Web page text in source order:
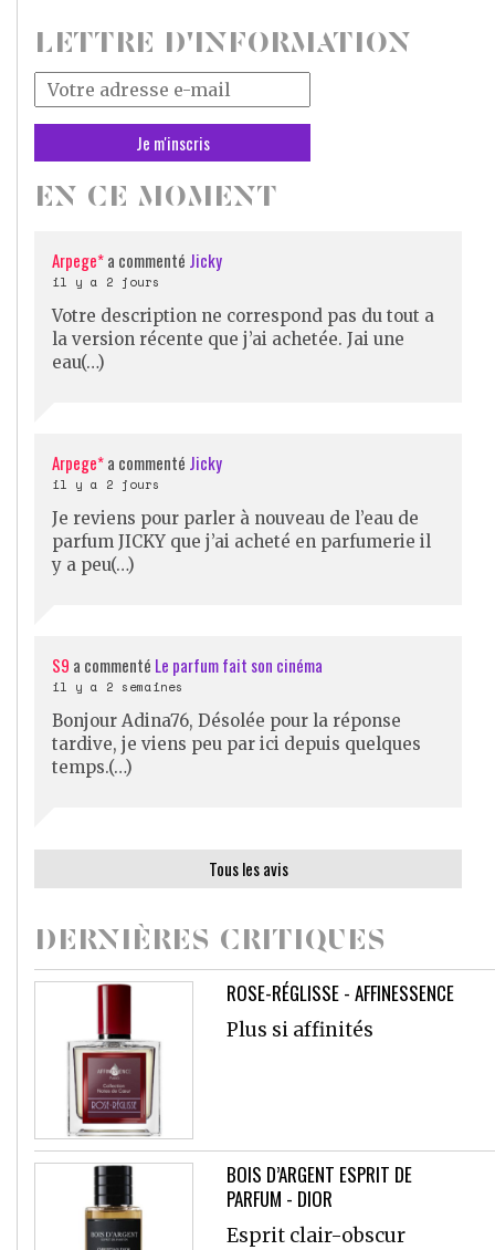
LETTRE D'INFORMATION
Votre
adresse
mail
*
EN CE MOMENT
Arpege*a commenté Jicky
il y a 2 jours
Votre description ne correspond pas du tout a
la version récente que j’ai achetée. Jai une
eau(…)
Arpege*a commenté Jicky
il y a 2 jours
Je reviens pour parler à nouveau de l’eau de
parfum JICKY que j’ai acheté en parfumerie il
y a peu(…)
S9 a commenté Le parfum fait son cinéma
il y a 2 semaines
Bonjour Adina76, Désolée pour la réponse
tardive, je viens peu par ici depuis quelques
temps.(…)
Tous les avis
DERNIÈRES CRITIQUES
ROSE-RÉGLISSE - AFFINESSENCE
Plus si affinités
BOIS D’ARGENT ESPRIT DE
PARFUM - DIOR
Esprit clair-obscur